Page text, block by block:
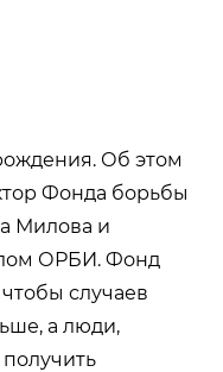
Об этом
Фонда борьбы
Милова и
ОРБИ. Фонд
случаев
а люди,